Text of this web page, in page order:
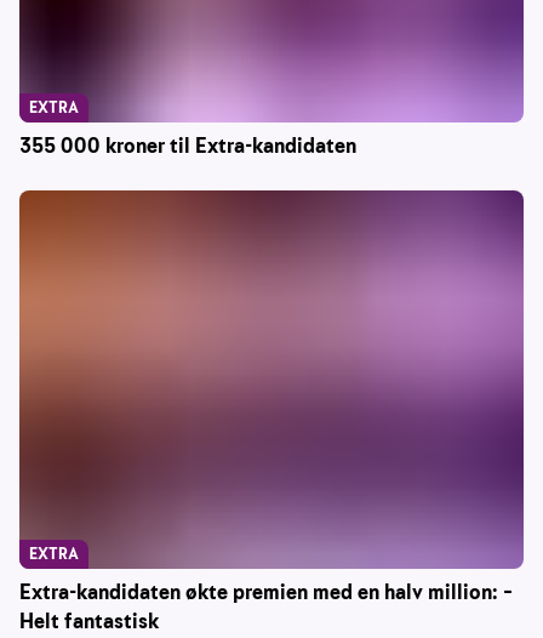
355 000 kroner til Extra-kandidaten
EXTRA
Extra-kandidaten økte premien med en halv million: –
Helt fantastisk
EXTRA